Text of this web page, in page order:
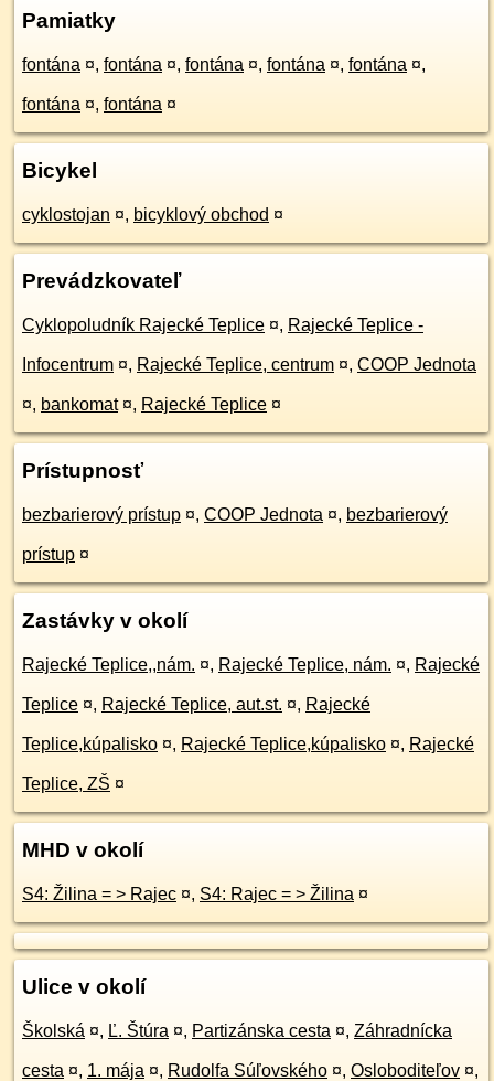
Pamiatky
fontána ¤, fontána ¤, fontána ¤, fontána ¤, fontána ¤,
fontána ¤, fontána ¤
Bicykel
cyklostojan ¤, bicyklový obchod ¤
Prevádzkovateľ
Cyklopoludník Rajecké Teplice ¤, Rajecké Teplice -
Infocentrum ¤, Rajecké Teplice, centrum ¤, COOP Jednota
¤, bankomat ¤, Rajecké Teplice ¤
Prístupnosť
bezbarierový prístup ¤, COOP Jednota ¤, bezbarierový
prístup ¤
Zastávky v okolí
Rajecké Teplice,,nám. ¤, Rajecké Teplice, nám. ¤, Rajecké
Teplice ¤, Rajecké Teplice, aut.st. ¤, Rajecké
Teplice,kúpalisko ¤, Rajecké Teplice,kúpalisko ¤, Rajecké
Teplice, ZŠ ¤
MHD v okolí
S4: Žilina = > Rajec ¤, S4: Rajec = > Žilina ¤
Ulice v okolí
Školská ¤, Ľ. Štúra ¤, Partizánska cesta ¤, Záhradnícka
cesta ¤, 1. mája ¤, Rudolfa Súľovského ¤, Osloboditeľov ¤,